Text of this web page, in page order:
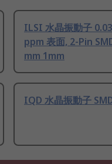
ILSI 水晶振動子
ppm 表面, 2-Pin
mm 1mm
IQD 水晶振動子